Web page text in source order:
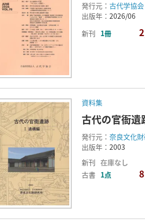
発行元： 古代学協会
出版年： 2026/06
新刊 1冊
資料集
古代の官衙
発行元： 奈良文化
出版年： 2003
新刊 在庫なし
古書 1点